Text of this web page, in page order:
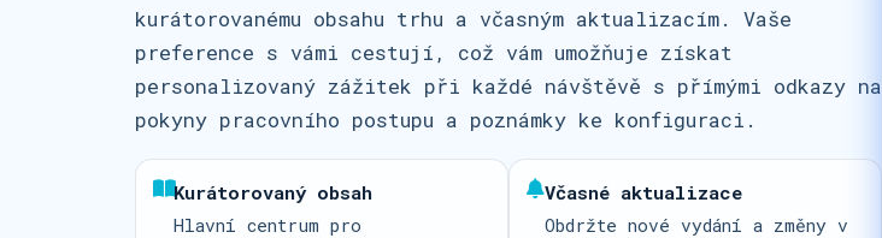
kurátorovanému obsahu trhu a včasným aktualizacím. Vaše
preference s vámi cestují, což vám umožňuje získat
personalizovaný zážitek při každé návštěvě s přímými odkazy na
pokyny pracovního postupu a poznámky ke konfiguraci.
Kurátorovaný obsah
Hlavní centrum pro
Včasné aktualizace
Obdržte nové vydání a změny v